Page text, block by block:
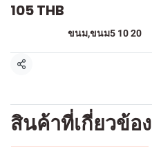
105 THB
ขนม,ขนม5 10 20
แชร์
สินค้าที่เกี่ยวข้อง